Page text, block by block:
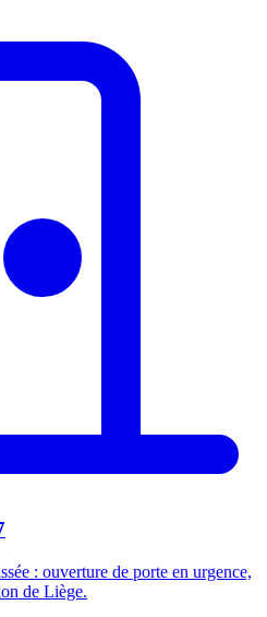
: ouverture de porte en urgence,
de Liège.